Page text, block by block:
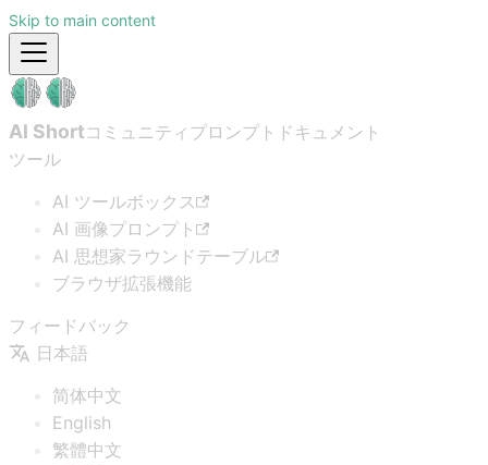
Skip to main content
AI Short コミュニティプロンプト ドキュメント
ツール
AI ツールボックス
AI 画像プロンプト
AI 思想家ラウンドテーブル
ブラウザ拡張機能
フィードバック
日本語
简体中文
English
繁體中文